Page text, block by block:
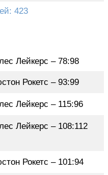
423
Лейкерс – 78:98
Рокетс – 93:99
Лейкерс – 115:96
Лейкерс – 108:112
Рокетс – 101:94